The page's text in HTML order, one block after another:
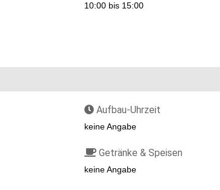
10:00 bis 15:00
Aufbau-Uhrzeit
keine Angabe
Getränke & Speisen
keine Angabe